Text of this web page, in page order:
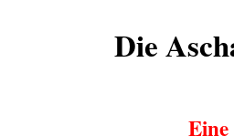
Die